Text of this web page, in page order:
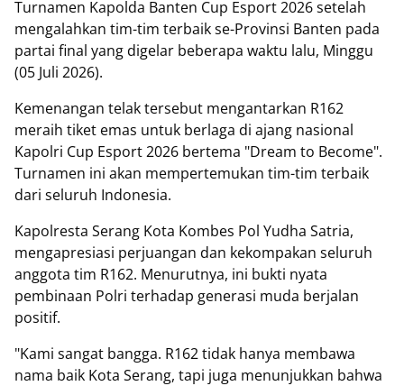
Turnamen Kapolda Banten Cup Esport 2026 setelah
mengalahkan tim-tim terbaik se-Provinsi Banten pada
partai final yang digelar beberapa waktu lalu, Minggu
(05 Juli 2026).
Kemenangan telak tersebut mengantarkan R162
meraih tiket emas untuk berlaga di ajang nasional
Kapolri Cup Esport 2026 bertema "Dream to Become".
Turnamen ini akan mempertemukan tim-tim terbaik
dari seluruh Indonesia.
Kapolresta Serang Kota Kombes Pol Yudha Satria,
mengapresiasi perjuangan dan kekompakan seluruh
anggota tim R162. Menurutnya, ini bukti nyata
pembinaan Polri terhadap generasi muda berjalan
positif.
"Kami sangat bangga. R162 tidak hanya membawa
nama baik Kota Serang, tapi juga menunjukkan bahwa